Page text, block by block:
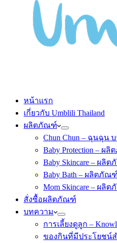
หน้าแรก
เกี่ยวกับ Umblili Thailand
ผลิตภัณฑ์
Chun Chun – ฉุนฉุน
Baby Protection – ผ
Baby Skincare – ผลิ
Baby Bath – ผลิตภัณ
Mom Skincare – ผลิ
สั่งซื้อผลิตภัณฑ์
บทความ
การเลี้ยงดูลูก –
ของกินที่มีประโยชน์